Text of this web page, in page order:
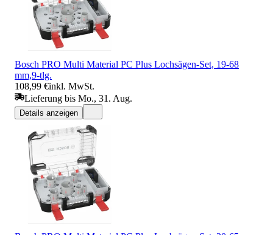
Bosch PRO Multi Material PC Plus Lochsägen-Set, 19-68
mm,9-tlg.
108,99 €inkl. MwSt.
Lieferung bis Mo., 31. Aug.
Details anzeigen